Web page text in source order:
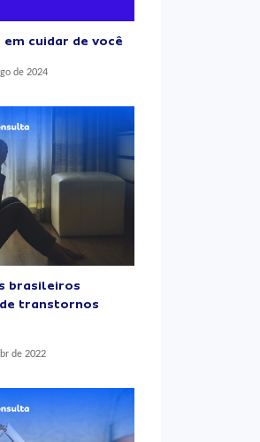
cuidar de você
de 2024
brasileiros
transtornos
de 2022